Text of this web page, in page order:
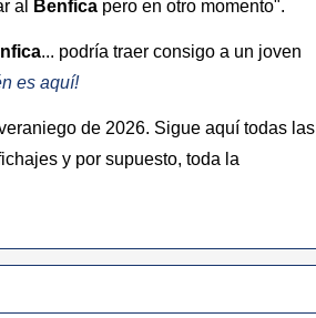
al Benfica pero en otro momento".
... podría traer consigo a un joven
es aquí!
de 2026. Sigue aquí todas las
y por supuesto, toda la